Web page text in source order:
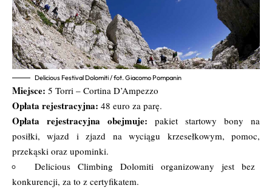
Delicious Festival Dolomiti / fot. Giacomo Pompanin
Miejsce: 5 Torri – Cortina D’Ampezzo
Opłata rejestracyjna: 48 euro za parę.
Opłata rejestracyjna obejmuje: pakiet startowy bony na
posiłki, wjazd i zjazd na wyciągu krzesełkowym, pomoc,
przekąski oraz upominki.
Delicious Climbing Dolomiti organizowany jest bez
konkurencji, za to z certyfikatem.